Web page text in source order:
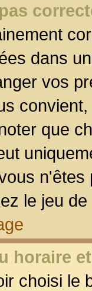
dans
vos
que
le jeu
horaire
choisi le